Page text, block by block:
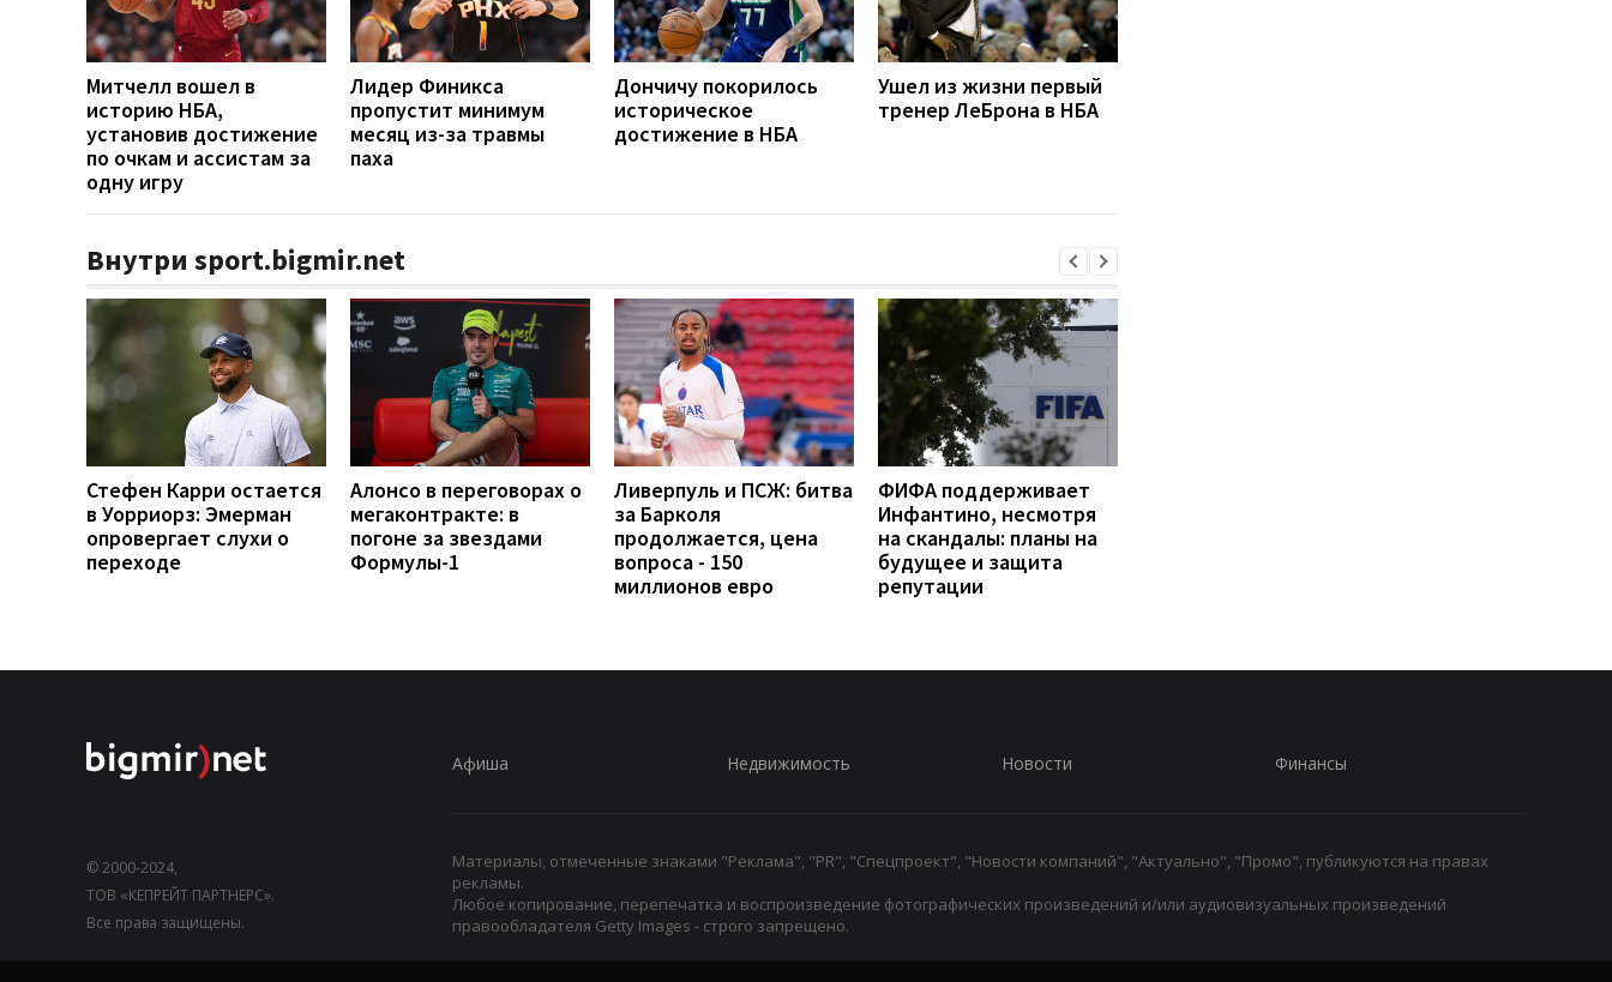
Митчелл вошел в
историю НБА,
установив достижение
по очкам и ассистам за
одну игру
Лидер Финикса
пропустит минимум
месяц из-за травмы
паха
Дончичу покорилось
историческое
достижение в НБА
Ушел из жизни первый
тренер ЛеБрона в НБА
Внутри sport.bigmir.net
Стефен Карри остается
в Уорриорз: Эмерман
опровергает слухи о
переходе
Алонсо в переговорах о
мегаконтракте: в
погоне за звездами
Формулы-1
Ливерпуль и ПСЖ: битва
за Барколя
продолжается, цена
вопроса - 150
миллионов евро
ФИФА поддерживает
Инфантино, несмотря
на скандалы: планы на
будущее и защита
репутации
© 2000-2024,
ТОВ «КЕПРЕЙТ ПАРТНЕРС».
Все права защищены.
Афиша Недвижимость Новости Финансы
Материалы, отмеченные знаками "Реклама", "PR", "Спецпроект", "Новости компаний", "Актуально", "Промо", публикуются на правах
рекламы.
Любое копирование, перепечатка и воспроизведение фотографических произведений и/или аудиовизуальных произведений
правообладателя Getty Images - строго запрещено.